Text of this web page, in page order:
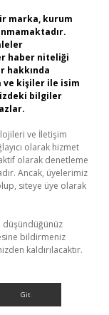
marka, kurum
haber niteliği
hakkında
ve kişiler ile isim
bilgiler
ve İletişim
olarak hizmet
olarak denetleme
Ancak, üyelerimiz
siteye üye olarak
düşündüğünüz
bildirmeniz
kaldırılacaktır.